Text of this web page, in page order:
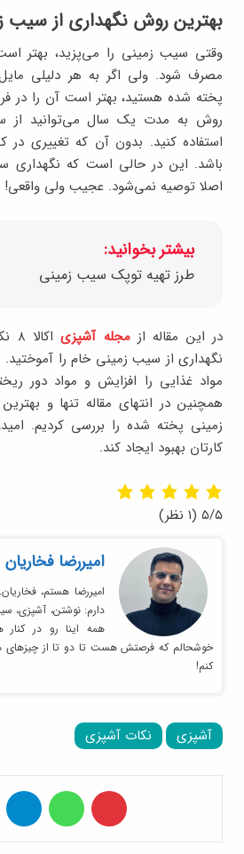
بهترین روش نگهداری از سیب
وقتی سیب زمینی را می‌پزید، بهتر
مصرف شود. ولی اگر به هر دلیلی
پخته شده هستید، بهتر است آن را در
روش به مدت یک سال می‌توانید از
استفاده کنید. بدون آن که تغییری
باشد. این در حالی است که نگهداری
اصلا توصیه نمی‌شود. عجیب ولی واقعی!
بیشتر بخوانید:
طرز تهیه توپک سیب زمینی
در این مقاله ازمجله آشپزی
مواد غذایی را افزایش و مواد دور
همچنین در انتهای مقاله تنها و
زمینی پخته شده را بررسی کردیم.
کارتان بهبود ایجاد کند.
۵/۵ (۱ نظر)
امیر‌رضا فخاریان
امیررضا هستم،
دارم: نوشتن، آشپزی،
همه اینا رو در
خوشحالم که فرصتش هست تا دو تا از چیزهای
کنم!
آشپزی نکات آشپزی